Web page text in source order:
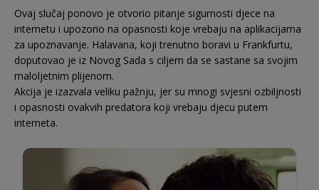
Ovaj slučaj ponovo je otvorio pitanje sigurnosti djece na
internetu i upozorio na opasnosti koje vrebaju na aplikacijama
za upoznavanje. Halavana, koji trenutno boravi u Frankfurtu,
doputovao je iz Novog Sada s ciljem da se sastane sa svojim
maloljetnim plijenom.
Akcija je izazvala veliku pažnju, jer su mnogi svjesni ozbiljnosti
i opasnosti ovakvih predatora koji vrebaju djecu putem
interneta.